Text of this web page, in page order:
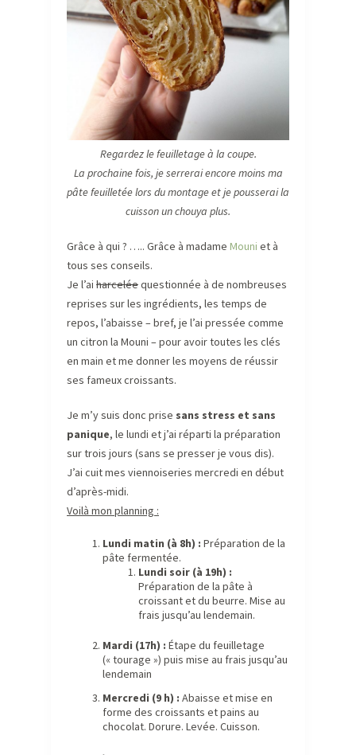
Regardez le feuilletage à la coupe.
La prochaine fois, je serrerai encore moins ma
pâte feuilletée lors du montage et je pousserai la
cuisson un chouya plus.
Grâce à qui ? ….. Grâce à madame Mouni et à
tous ses conseils.
Je l’ai harceléequestionnée à de nombreuses
reprises sur les ingrédients, les temps de
repos, l’abaisse – bref, je l’ai pressée comme
un citron la Mouni – pour avoir toutes les clés
en main et me donner les moyens de réussir
ses fameux croissants.
Je m’y suis donc prise sans stress et sans
panique, le lundi et j’ai réparti la préparation
sur trois jours (sans se presser je vous dis).
J’ai cuit mes viennoiseries mercredi en début
d’après-midi.
Voilà mon planning :
Lundi matin (à 8h) : Préparation de la
pâte fermentée.
Lundi soir (à 19h) :
Préparation de la pâte à
croissant et du beurre. Mise au
frais jusqu’au lendemain.
Mardi (17h) : Étape du feuilletage
(« tourage ») puis mise au frais jusqu’au
lendemain
Mercredi (9 h) : Abaisse et mise en
forme des croissants et pains au
chocolat. Dorure. Levée. Cuisson.